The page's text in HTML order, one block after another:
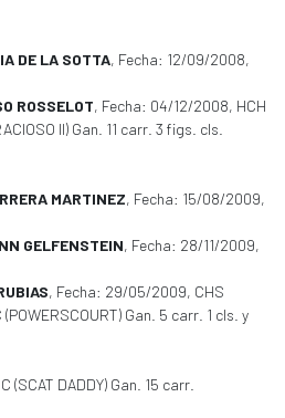
DE LA SOTTA, Fecha: 12/09/2008,
ROSSELOT, Fecha: 04/12/2008, HCH
II) Gan. 11 carr. 3 figs. cls.
MARTINEZ, Fecha: 15/08/2009,
GELFENSTEIN, Fecha: 28/11/2009,
, Fecha: 29/05/2009, CHS
(POWERSCOURT) Gan. 5 carr. 1 cls. y
(SCAT DADDY) Gan. 15 carr.